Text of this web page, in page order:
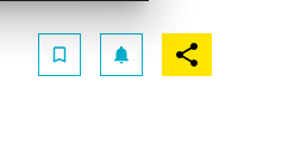
bookmark_border notifications